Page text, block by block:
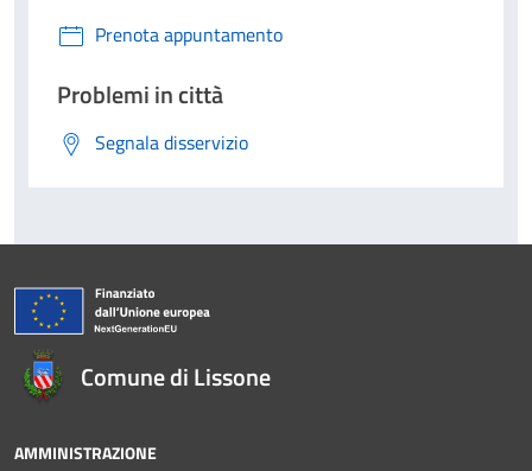
Prenota appuntamento
Problemi in città
Segnala disservizio
Comune di Lissone
AMMINISTRAZIONE